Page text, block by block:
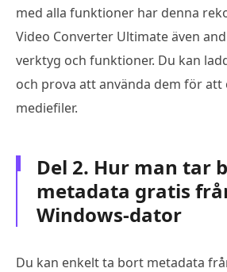
med alla funktioner har denna
Video Converter Ultimate även
verktyg och funktioner. Du kan
och prova att använda dem för
mediefiler.
Del 2. Hur man tar
metadata gratis
Windows-dator
Du kan enkelt ta bort metadata